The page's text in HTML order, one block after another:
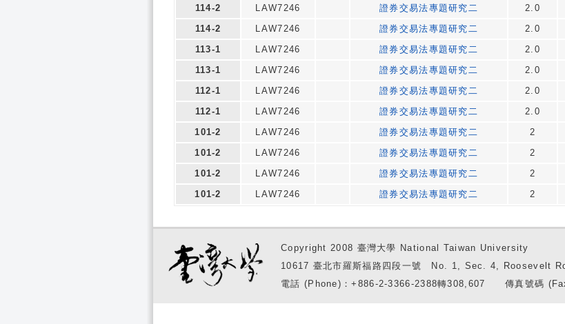
114-2
LAW7246 證券交易法專題研究二 2.0
114-2
LAW7246 證券交易法專題研究二 2.0
113-1
LAW7246 證券交易法專題研究二 2.0
113-1
LAW7246 證券交易法專題研究二 2.0
112-1
LAW7246 證券交易法專題研究二 2.0
112-1
LAW7246 證券交易法專題研究二 2.0
101-2
LAW7246 證券交易法專題研究二 2
101-2
LAW7246 證券交易法專題研究二 2
101-2
LAW7246 證券交易法專題研究二 2
101-2
LAW7246 證券交易法專題研究二 2
Copyright 2008 臺灣大學 National Taiwan University
10617 臺北市羅斯福路四段一號 No. 1, Sec. 4, Roosevelt
電話 (Phone)：+886-2-3366-2388轉308,607 傳真號碼